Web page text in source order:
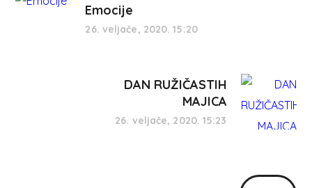
Emocije
26. veljače, 2020. 15:20
DAN RUŽIČASTIH
MAJICA
26. veljače, 2020. 15:23